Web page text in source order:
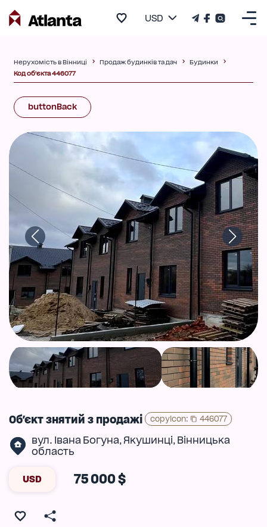
USD
Нерухомість в Вінниці Продаж будинків та дач
Будинки
Код об'єкта 446077
buttonBack
Об'єкт знятий з продажі copyIcon: 446077
вул. Івана Богуна,Якушинці, Вінницька
область
USD 75 000 $